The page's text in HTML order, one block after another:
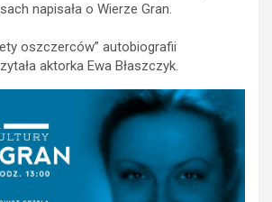
napisała o Wierze Gran.
oszczerców” autobiografii
aktorka Ewa Błaszczyk.